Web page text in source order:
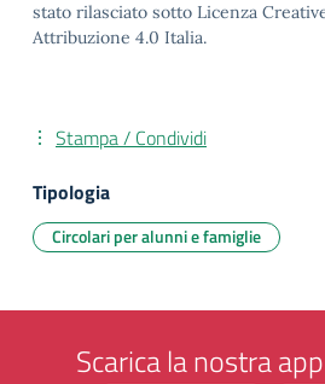
stato rilasciato sotto Licenza
Attribuzione 4.0 Italia.
Stampa / Condividi
Tipologia
Circolari per alunni e famiglie
Scarica la nostra